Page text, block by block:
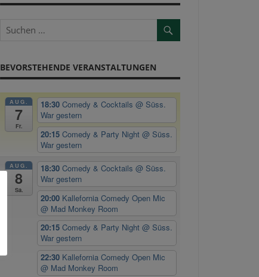
BEVORSTEHENDE VERANSTALTUNGEN
AUG.
7
Fr.
18:30Comedy & Cocktails@ Süss.
War gestern
20:15Comedy & Party Night@ Süss.
War gestern
AUG.
8
Sa.
18:30Comedy & Cocktails@ Süss.
War gestern
20:00 Kallefornia Comedy Open Mic
@ Mad Monkey Room
20:15Comedy & Party Night@ Süss.
War gestern
22:30 Kallefornia Comedy Open Mic
@ Mad Monkey Room